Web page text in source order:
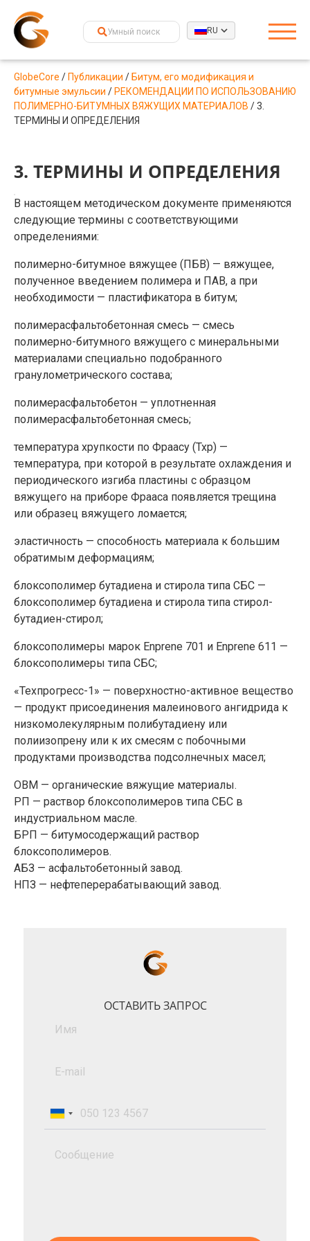
RU
GlobeCore / Публикации / Битум, его модификация и
битумные эмульсии / РЕКОМЕНДАЦИИ ПО ИСПОЛЬЗОВАНИЮ
ПОЛИМЕРНО-БИТУМНЫХ ВЯЖУЩИХ МАТЕРИАЛОВ /3.
ТЕРМИНЫ И ОПРЕДЕЛЕНИЯ
3. ТЕРМИНЫ И ОПРЕДЕЛЕНИЯ
В настоящем методическом документе применяются
следующие термины с соответствующими
определениями:
полимерно-битумное вяжущее (ПБВ) — вяжущее,
полученное введением полимера и ПАВ, а при
необходимости — пластификатора в битум;
полимерасфальтобетонная смесь — смесь
полимерно-битумного вяжущего с минеральными
материалами специально подобранного
гранулометрического состава;
полимерасфальтобетон — уплотненная
полимерасфальтобетонная смесь;
температура хрупкости по Фраасу (Тхр) —
температура, при которой в результате охлаждения и
периодического изгиба пластины с образцом
вяжущего на приборе Фрааса появляется трещина
или образец вяжущего ломается;
эластичность — способность материала к большим
обратимым деформациям;
блоксополимер бутадиена и стирола типа СБС —
блоксополимер бутадиена и стирола типа стирол-
бутадиен-стирол;
блоксополимеры марок Еnрrеnе 701 и Enprene 611 —
блоксополимеры типа СБС;
«Техпрогресс-1» — поверхностно-активное вещество
— продукт присоединения малеинового ангидрида к
низкомолекулярным полибутадиену или
полиизопрену или к их смесям с побочными
продуктами производства подсолнечных масел;
ОВМ — органические вяжущие материалы.
РП — раствор блоксополимеров типа СБС в
индустриальном масле.
БРП — битумосодержащий раствор
блоксополимеров.
АБЗ — асфальтобетонный завод.
НПЗ — нефтеперерабатывающий завод.
ОСТАВИТЬ ЗАПРОС